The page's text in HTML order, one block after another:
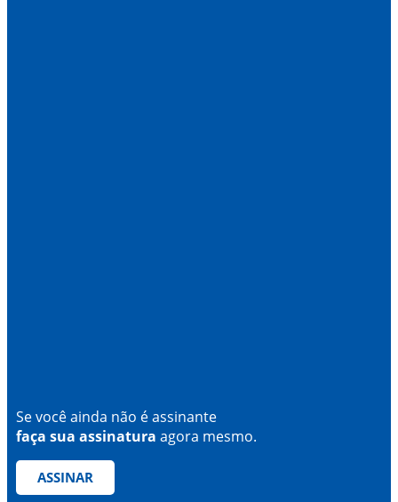
Se você ainda não é assinante
faça sua assinatura agora mesmo.
ASSINAR